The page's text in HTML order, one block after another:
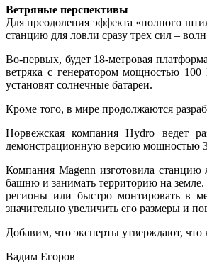
Ветряные перспективы
Для преодоления эффекта «полного
станцию для ловли сразу трех сил –
Во-первых, будет 18-метровая
ветряка с генератором мощностью
установят солнечные батареи.
Кроме того, в мире продолжаются
Норвежская компания Hydro ведет
демонстрационную версию мощностью
Компания Magenn изготовила станцию
башню и занимать территорию на
регионы или быстро монтировать в
значительно увеличить его размеры и
Добавим, что эксперты утверждают, что
Вадим Егоров